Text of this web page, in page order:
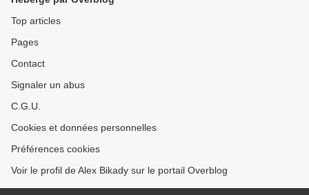
Top articles
Pages
Contact
Signaler un abus
C.G.U.
Cookies et données personnelles
Préférences cookies
Voir le profil de Alex Bikady sur le portail Overblog